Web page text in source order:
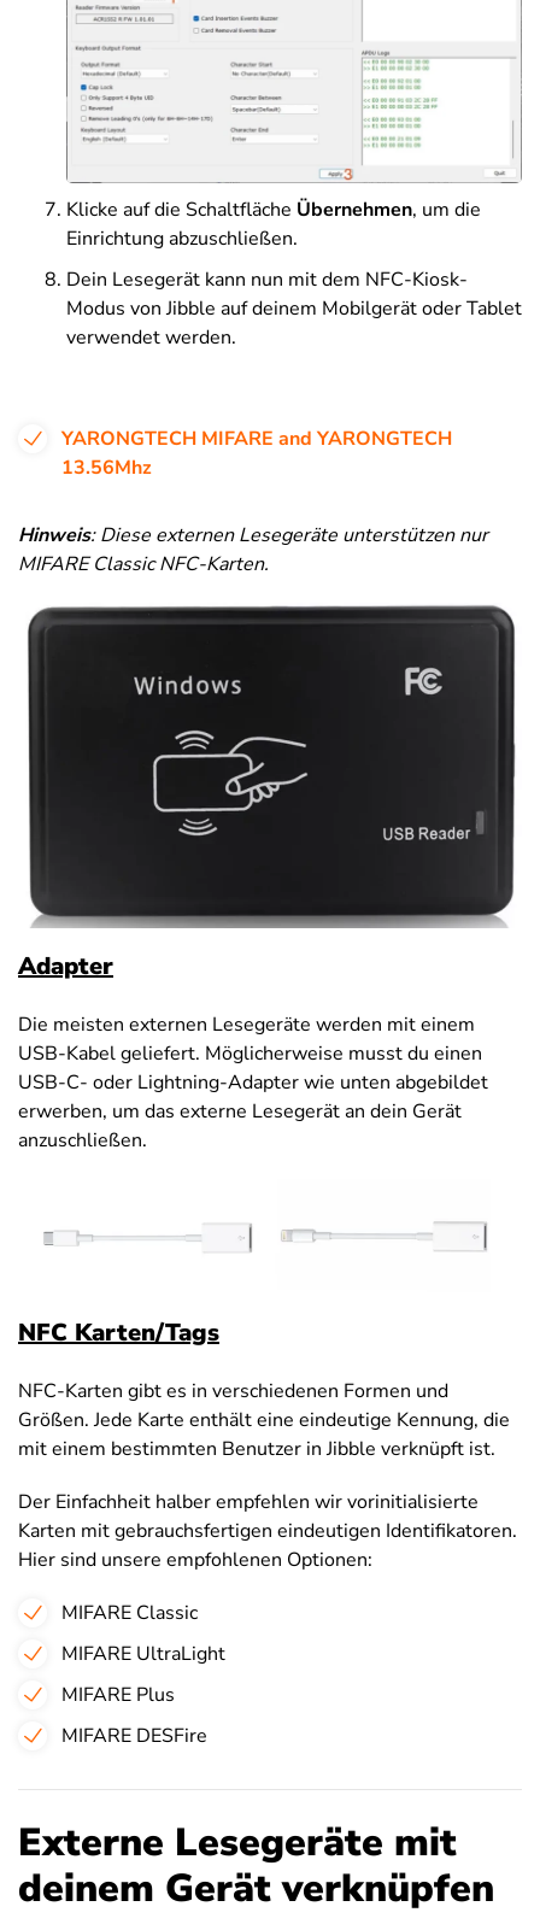
Klicke auf die Schaltfläche Übernehmen, um die
Einrichtung abzuschließen.
Dein Lesegerät kann nun mit dem NFC-Kiosk-
Modus von Jibble auf deinem Mobilgerät oder Tablet
verwendet werden.
YARONGTECH MIFARE and YARONGTECH
13.56Mhz
Hinweis: Diese externen Lesegeräte unterstützen nur
MIFARE Classic NFC-Karten.
Adapter
Die meisten externen Lesegeräte werden mit einem
USB-Kabel geliefert. Möglicherweise musst du einen
USB-C- oder Lightning-Adapter wie unten abgebildet
erwerben, um das externe Lesegerät an dein Gerät
anzuschließen.
NFC Karten/Tags
NFC-Karten gibt es in verschiedenen Formen und
Größen. Jede Karte enthält eine eindeutige Kennung, die
mit einem bestimmten Benutzer in Jibble verknüpft ist.
Der Einfachheit halber empfehlen wir vorinitialisierte
Karten mit gebrauchsfertigen eindeutigen Identifikatoren.
Hier sind unsere empfohlenen Optionen:
MIFARE Classic
MIFARE UltraLight
MIFARE Plus
MIFARE DESFire
Externe Lesegeräte mit
deinem Gerät verknüpfen